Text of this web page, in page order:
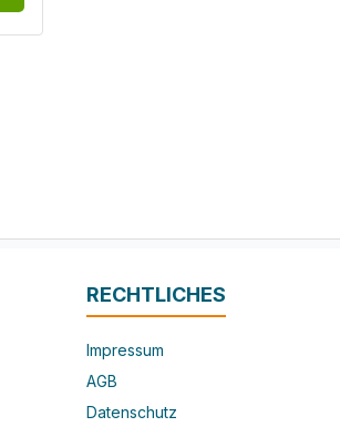
RECHTLICHES
Impressum
AGB
Datenschutz